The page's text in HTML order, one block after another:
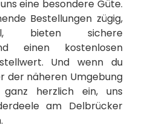
eine besondere Güte.
Bestellungen zügig,
bieten sichere
einen kostenlosen
Und wenn du
der näheren Umgebung
herzlich ein, uns
am Delbrücker